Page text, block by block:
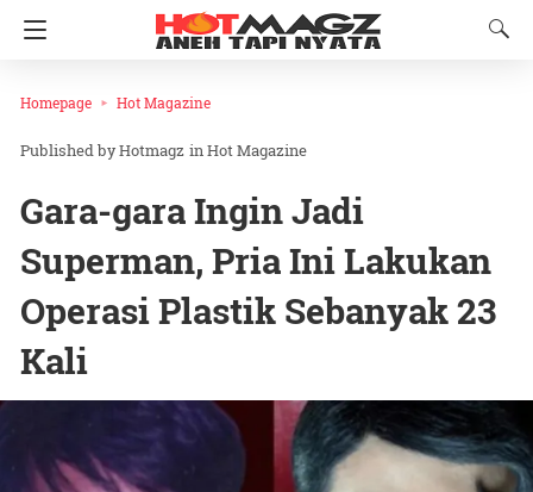
Homepage Hot Magazine
Hotmagz inHot Magazine
Gara-gara Ingin Jadi
Superman, Pria Ini Lakukan
Operasi Plastik Sebanyak 23
Kali